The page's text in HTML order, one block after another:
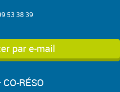
53 38 39
par e-mail
RÉSO